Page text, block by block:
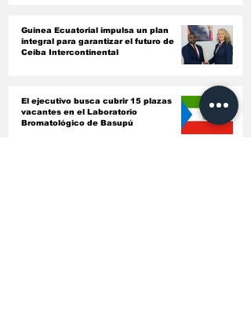
Guinea Ecuatorial impulsa un plan
integral para garantizar el futuro de
Ceiba Intercontinental
El ejecutivo busca cubrir 15 plazas
vacantes en el Laboratorio
Bromatológico de Basupú